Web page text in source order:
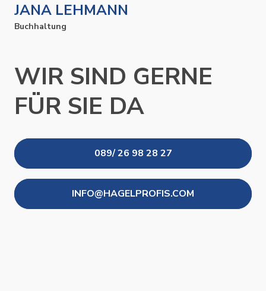
JANA LEHMANN
Buchhaltung
WIR SIND GERNE
FÜR SIE DA
089/ 26 98 28 27
INFO@HAGELPROFIS.COM